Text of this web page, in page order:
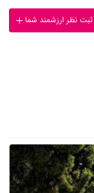
ثبت نظر ارزشمند شما